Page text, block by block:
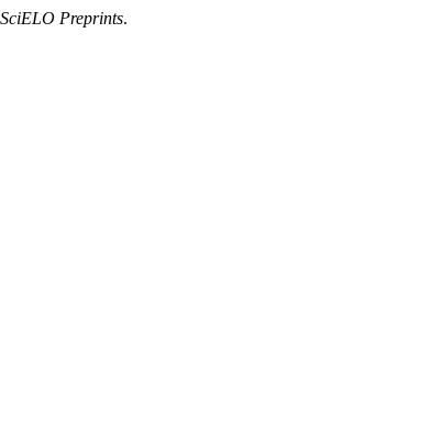
SciELO Preprints.